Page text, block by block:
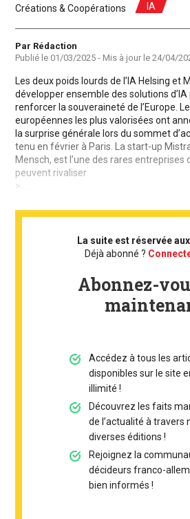
Créations & Coopérations IA
Auteur
Par Rédaction
Publié le 01/03/2025 - Mis à jour le 24/04/
Les deux poids lourds de l’IA Helsing et
développer ensemble des solutions
renforcer la souveraineté de l’Europe.
européennes les plus valorisées ont
la surprise générale lors du sommet
tenu en février à Paris. La start-up
Mensch, est l’une des rares entreprises
peuvent rivaliser
> ...
La suite est réservée
Déjà abonné ?
Abonnez-
Accédez à tous les
disponibles sur le site
illimité !
Découvrez les faits
de l’actualité à travers
diverses éditions !
Rejoignez la
décideurs franco-
bien informés !